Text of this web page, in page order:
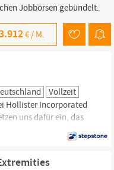
Jobbörsen gebündelt.
€ / M.
Vollzeit
Hollister Incorporated
uns dafür ein, das
die unsere Produkte
würdiger zu
Stoma – Niedersachsen /